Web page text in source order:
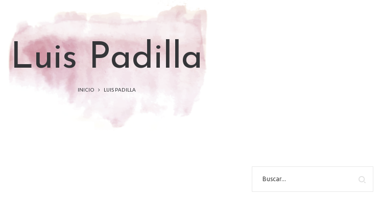
Luis Padilla
INICIO LUIS PADILLA